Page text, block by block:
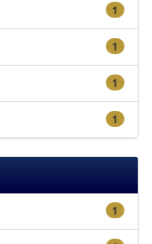
1
1
1
1
1